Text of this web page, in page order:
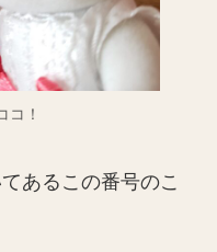
コ！
あるこの番号のこ